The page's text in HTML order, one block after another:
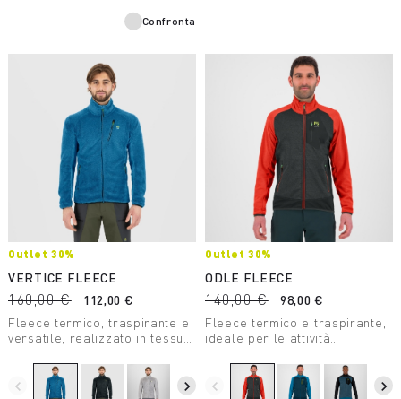
Confronta
Outlet 30%
VERTICE FLEECE
160,00 €
112,00 €
Fleece termico, traspirante e
versatile, realizzato in tessuto
diverse situazioni outdoor, da
avere sempre con sé durante
navigate_before navigate_next
Outlet 30%
ODLE FLEECE
140,00 €
98,00 €
Fleece termico e traspirante,
ideale per le attività
non troppo fredde.
navigate_before navigate_next